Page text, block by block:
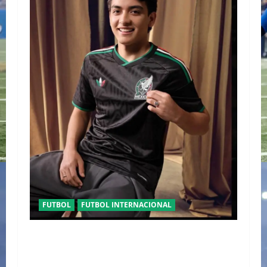
FUTBOL FUTBOL INTERNACIONAL